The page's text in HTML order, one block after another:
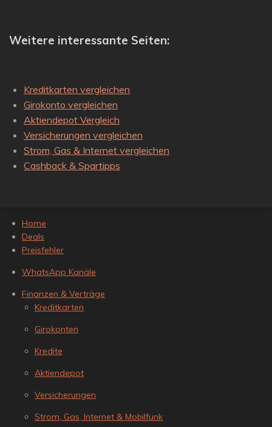
Weitere interessante Seiten:
Kreditkarten vergleichen
Girokonto vergleichen
Aktiendepot Vergleich
Versicherungen vergleichen
Strom, Gas & Internet vergleichen
Cashback & Spartipps
Home
Deals
Preisfehler
WhatsApp Kanäle
Finanzen & Verträge
Kreditkarten
Girokonten
Kredite
Aktiendepot
Versicherungen
Strom, Gas, Internet & Mobilfunk